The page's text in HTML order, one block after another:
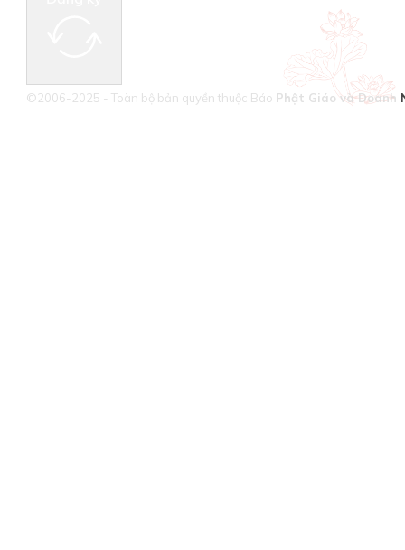
©2006-2025 - Toàn bộ bản quyền thuộc Báo Phật Giáo và Doanh